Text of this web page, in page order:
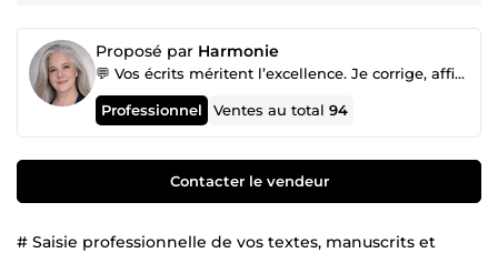
Proposé par Harmonie
💬 Vos écrits méritent l’excellence. Je corrige, affine et retranscris avec précision.
Professionnel Ventes au total94
Contacter le vendeur
# Saisie professionnelle de vos textes, manuscrits et